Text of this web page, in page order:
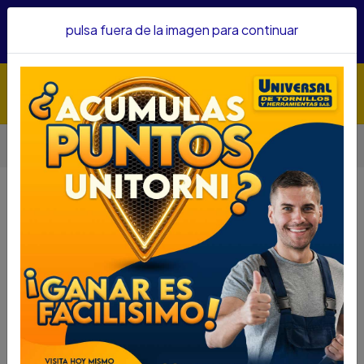
confianza&nbsp;Recibe un KIT PARRILLERO por compras
Herramientas
Accesorios Para Herramientas
POMOS BRILLADORAS DOBLE CARA NORTON 69957305526
POMOS BRILLADORAS DOBLE CARA
NORTON 69957305526
POMOS BRILLADORAS DOBLE CARA NORTON
69957305526
SKU....70585045
DESCRIPCIÓN...
pulsa fuera de la imagen para continuar